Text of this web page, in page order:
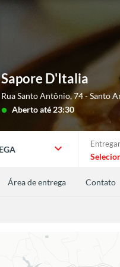
Sapore D'Italia
Rua Santo Antônio, 74 - Santo
lens Abertoaté 23:30
expand_more
Área de entrega Contato